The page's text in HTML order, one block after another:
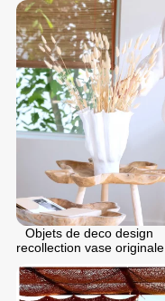
Objets de deco design
recollection vase originale